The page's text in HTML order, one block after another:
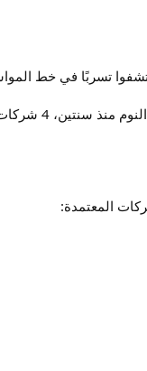
الجزيرة، اكتشفوا
المهندس فيصل
المعتمدة: